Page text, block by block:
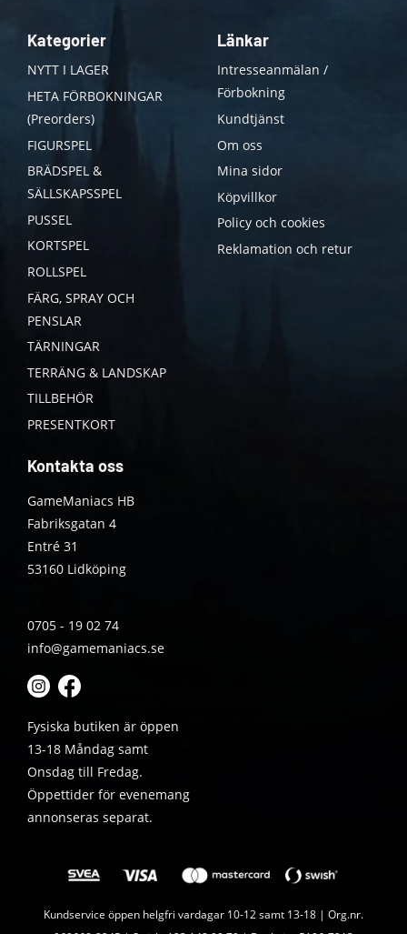
Kategorier
NYTT I LAGER
HETA FÖRBOKNINGAR
(Preorders)
FIGURSPEL
BRÄDSPEL &
SÄLLSKAPSSPEL
PUSSEL
KORTSPEL
ROLLSPEL
FÄRG, SPRAY OCH
PENSLAR
TÄRNINGAR
TERRÄNG & LANDSKAP
TILLBEHÖR
PRESENTKORT
Länkar
Intresseanmälan /
Förbokning
Kundtjänst
Om oss
Mina sidor
Köpvillkor
Policy och cookies
Reklamation och retur
Kontakta oss
GameManiacs HB
Fabriksgatan 4
Entré 31
53160 Lidköping
0705 - 19 02 74
info@gamemaniacs.se
Fysiska butiken är öppen
13-18 Måndag samt
Onsdag till Fredag.
Öppettider för evenemang
annonseras separat.
Kundservice öppen helgfri vardagar 10-12 samt 13-18 | Org.nr.